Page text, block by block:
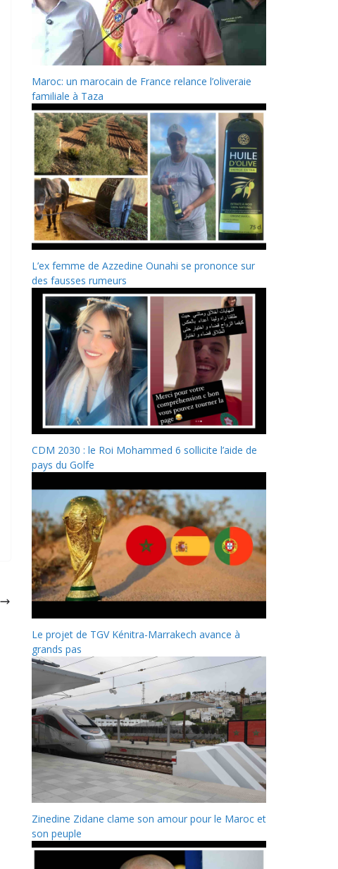
Maroc: un marocain de France relance l’oliveraie
familiale à Taza
L’ex femme de Azzedine Ounahi se prononce sur
des fausses rumeurs
CDM 2030 : le Roi Mohammed 6 sollicite l’aide de
pays du Golfe
Le projet de TGV Kénitra-Marrakech avance à
grands pas
Zinedine Zidane clame son amour pour le Maroc et
son peuple